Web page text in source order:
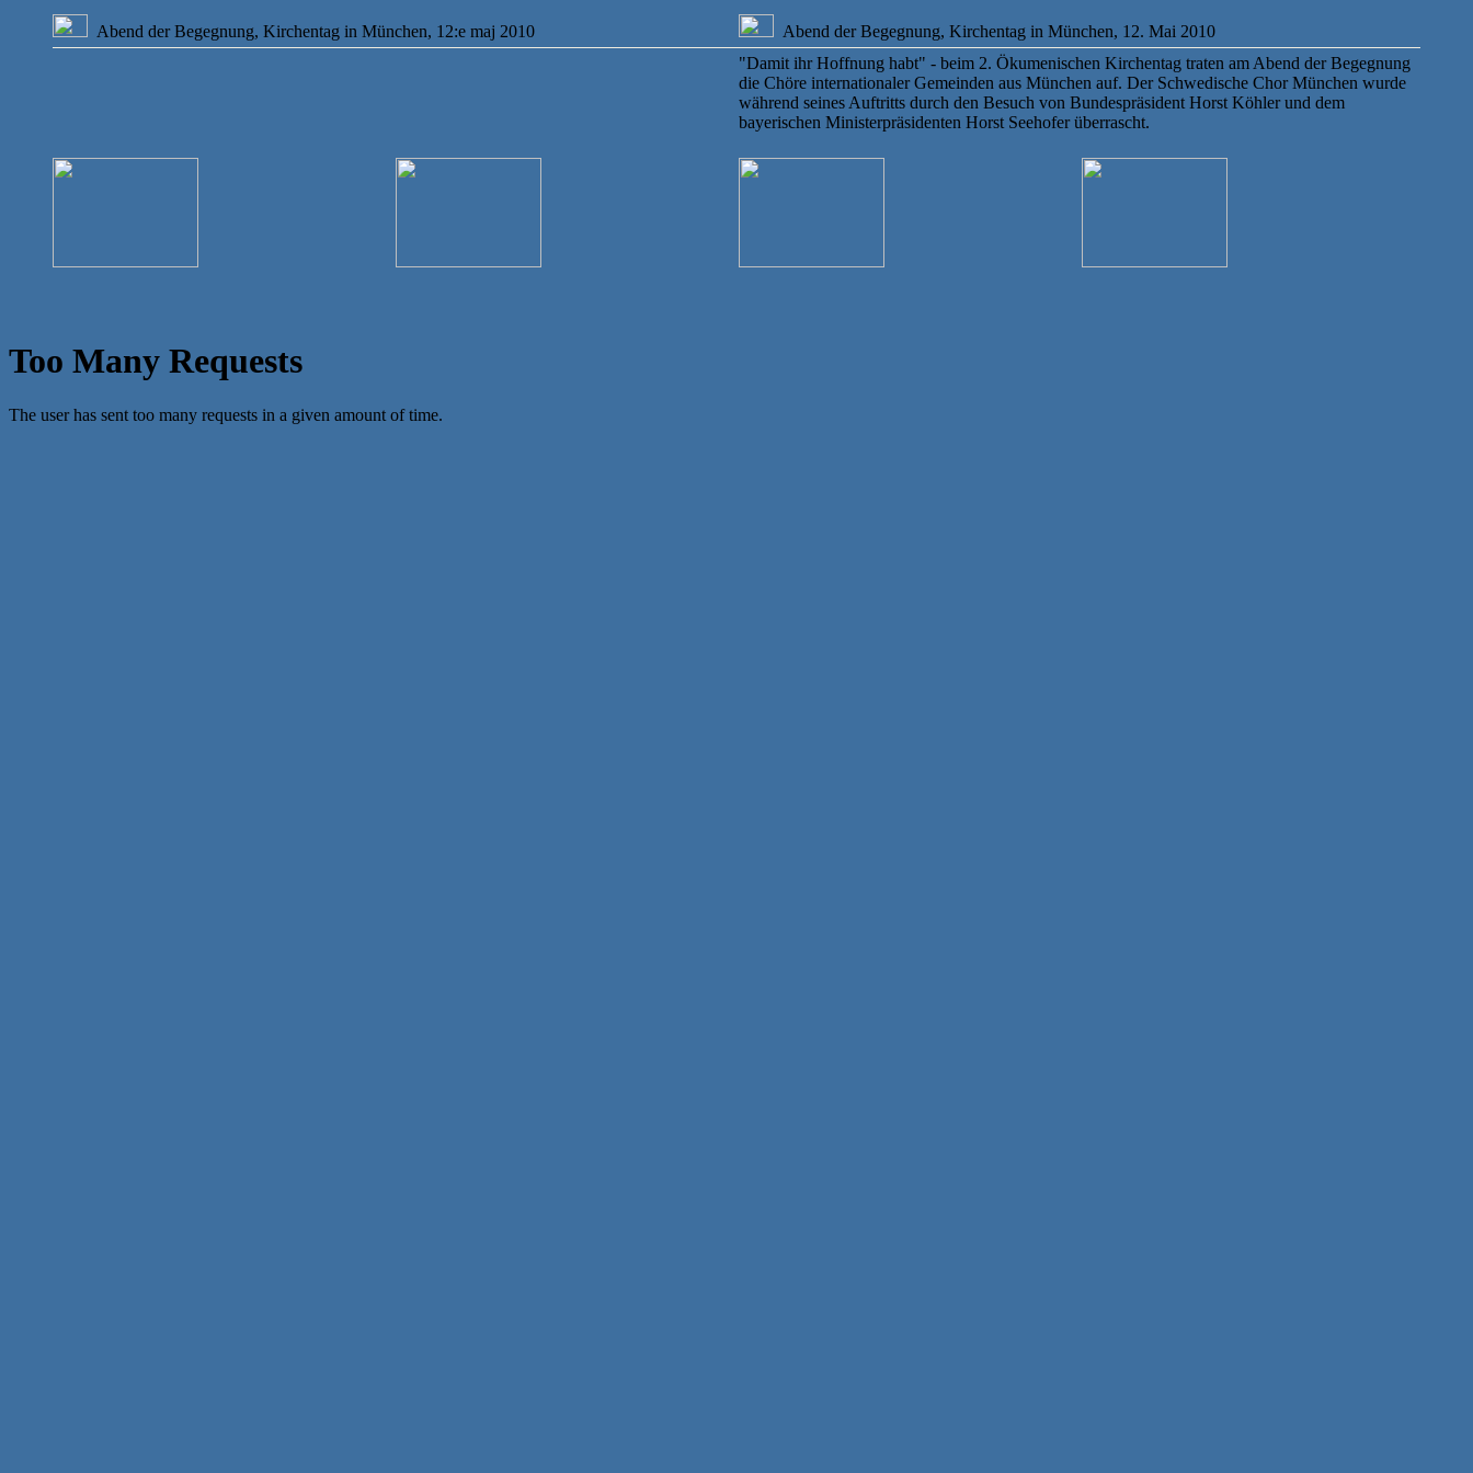
Abend der Begegnung, Kirchentag in München, 12:e maj 2010
Abend der Begegnung, Kirchentag in München, 12. Mai 2010
"Damit ihr Hoffnung habt" - beim 2. Ökumenischen Kirchentag traten am Abend der Begegnung
die Chöre internationaler Gemeinden aus München auf. Der Schwedische Chor München wurde
während seines Auftritts durch den Besuch von Bundespräsident Horst Köhler und dem
bayerischen Ministerpräsidenten Horst Seehofer überrascht.